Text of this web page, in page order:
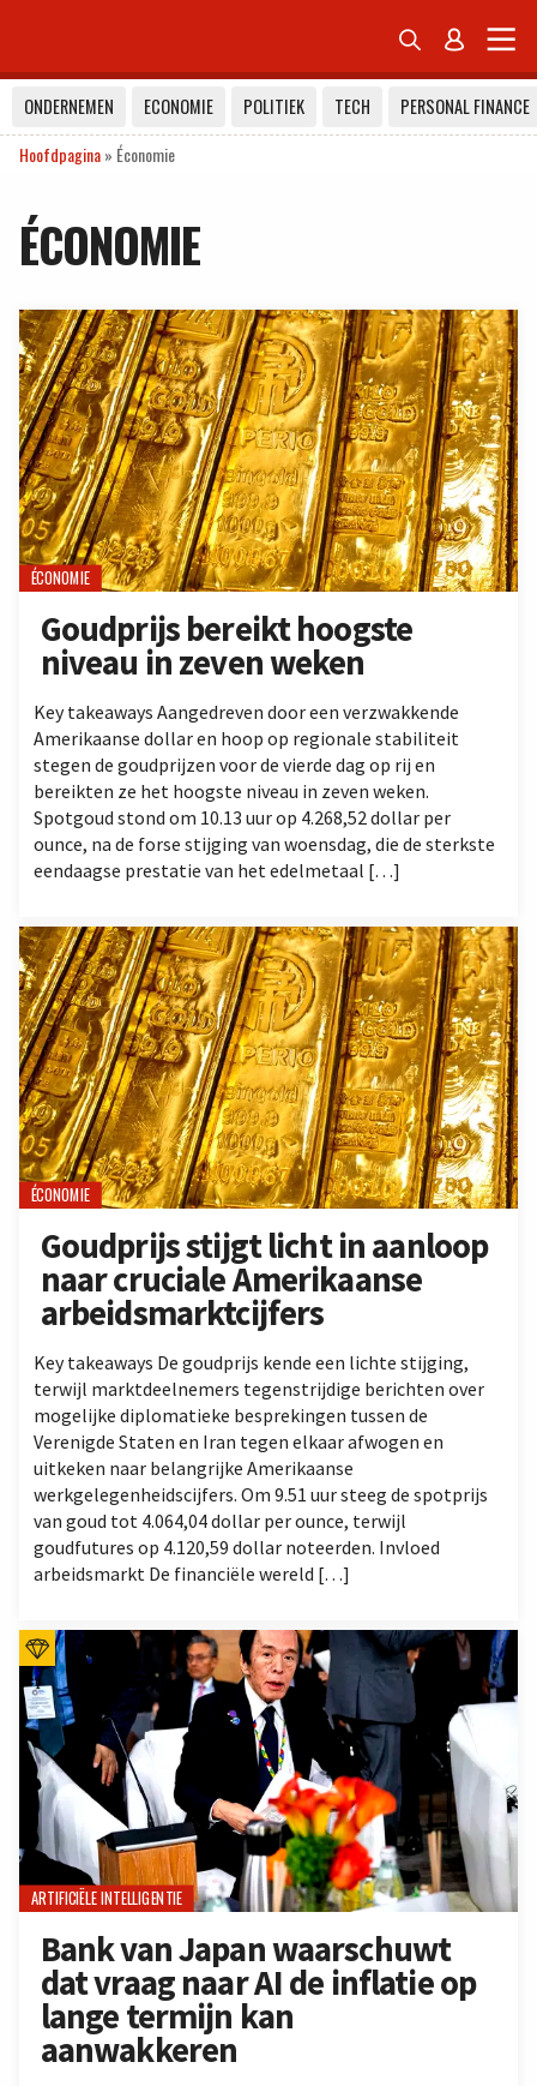
 
ONDERNEMEN ECONOMIE POLITIEK TECH
PERSONAL FINANCE
Hoofdpagina» Économie
ÉCONOMIE
ÉCONOMIE
Goudprijs bereikt hoogste
niveau in zeven weken
Key takeaways Aangedreven door een verzwakkende
Amerikaanse dollar en hoop op regionale stabiliteit
stegen de goudprijzen voor de vierde dag op rij en
bereikten ze het hoogste niveau in zeven weken.
Spotgoud stond om 10.13 uur op 4.268,52 dollar per
ounce, na de forse stijging van woensdag, die de sterkste
eendaagse prestatie van het edelmetaal […]
ÉCONOMIE
Goudprijs stijgt licht in aanloop
naar cruciale Amerikaanse
arbeidsmarktcijfers
Key takeaways De goudprijs kende een lichte stijging,
terwijl marktdeelnemers tegenstrijdige berichten over
mogelijke diplomatieke besprekingen tussen de
Verenigde Staten en Iran tegen elkaar afwogen en
uitkeken naar belangrijke Amerikaanse
werkgelegenheidscijfers. Om 9.51 uur steeg de spotprijs
van goud tot 4.064,04 dollar per ounce, terwijl
goudfutures op 4.120,59 dollar noteerden. Invloed
arbeidsmarkt De financiële wereld […]
ARTIFICIËLE INTELLIGENTIE
Bank van Japan waarschuwt
dat vraag naar AI de inflatie op
lange termijn kan
aanwakkeren